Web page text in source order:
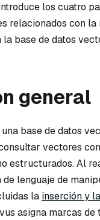
los cuatro
relacionados con la
la base de datos
general
base de datos
vectores
estructurados. Al
lenguaje de
la inserción y
asigna marcas de